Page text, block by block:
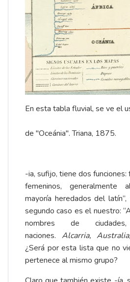
En esta tabla fluvial, se ve el
de "Oceánia". Triana, 1875.
-ia, sufijo, tiene dos funciones:
femeninos, generalmente
mayoría heredados del latín”,
segundo caso es el nuestro:
nombres de
naciones. Alcarria,
¿Será por esta lista que no
pertenece al mismo grupo?